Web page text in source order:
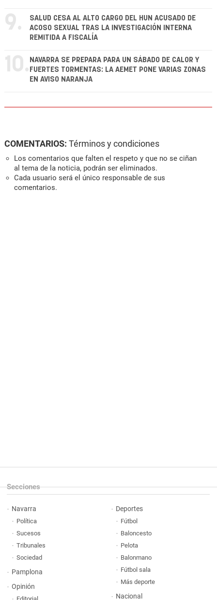
9.
SALUD CESA AL ALTO CARGO DEL HUN ACUSADO DE
ACOSO SEXUAL TRAS LA INVESTIGACIÓN INTERNA
REMITIDA A FISCALÍA
10. NAVARRA SE PREPARA PARA UN SÁBADO DE CALOR Y
FUERTES TORMENTAS: LA AEMET PONE VARIAS ZONAS
EN AVISO NARANJA
COMENTARIOS: Términos y condiciones
Los comentarios que falten el respeto y que no se ciñan
al tema de la noticia, podrán ser eliminados.
Cada usuario será el único responsable de sus
comentarios.
Secciones
Navarra
Política
Sucesos
Tribunales
Sociedad
Pamplona
Opinión
Deportes
Fútbol
Baloncesto
Pelota
Balonmano
Fútbol sala
Más deporte
Nacional